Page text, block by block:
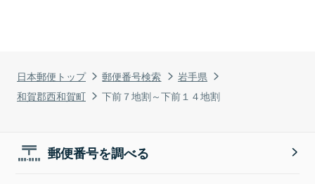
日本郵便トップ 郵便番号検索
岩手県
和賀郡西和賀町
下前７地割～下前１４地割
郵便番号を調べる